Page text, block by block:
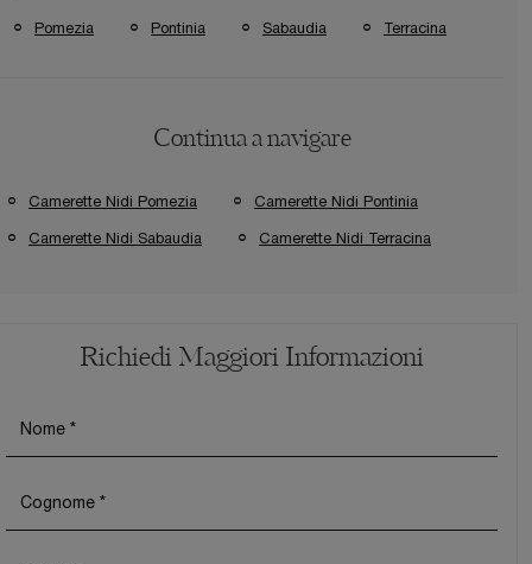
Pomezia Pontinia Sabaudia Terracina
Continua a navigare
Camerette Nidi Pomezia Camerette Nidi Pontinia
Camerette Nidi Sabaudia Camerette Nidi Terracina
Richiedi Maggiori Informazioni